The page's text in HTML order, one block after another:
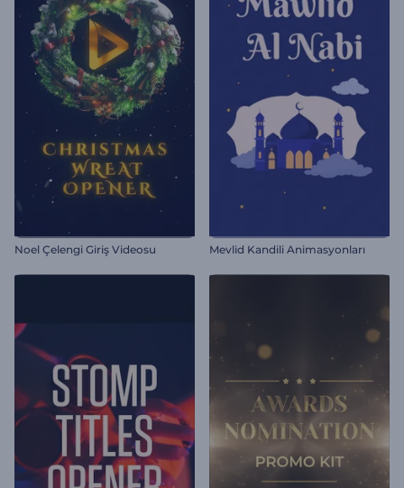
Noel Çelengi Giriş Videosu Mevlid Kandili Animasyonları